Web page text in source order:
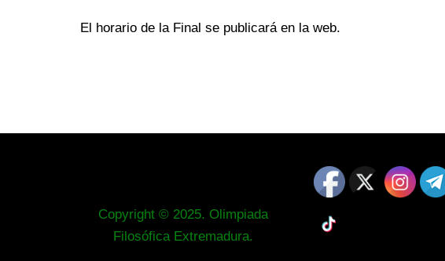
El horario de la Final se publicará en la web.
Copyright © 2025. Olimpiada
Filosófica Extremadura.